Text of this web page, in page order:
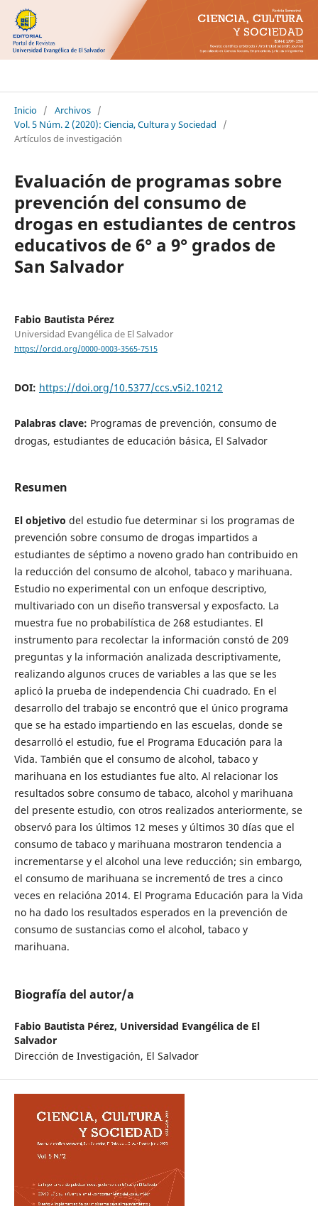
Inicio / Archivos /
Vol. 5 Núm. 2 (2020): Ciencia, Cultura y Sociedad
/
Artículos de investigación
Evaluación de programas sobre
prevención del consumo de
drogas en estudiantes de centros
educativos de 6° a 9° grados de
San Salvador
Fabio Bautista Pérez
Universidad Evangélica de El Salvador
https://orcid.org/0000-0003-3565-7515
DOI: https://doi.org/10.5377/ccs.v5i2.10212
Palabras clave: Programas de prevención, consumo de
drogas, estudiantes de educación básica, El Salvador
Resumen
El objetivo del estudio fue determinar si los programas de
prevención sobre consumo de drogas impartidos a
estudiantes de séptimo a noveno grado han contribuido en
la reducción del consumo de alcohol, tabaco y marihuana.
Estudio no experimental con un enfoque descriptivo,
multivariado con un diseño transversal y exposfacto. La
muestra fue no probabilística de 268 estudiantes. El
instrumento para recolectar la información constó de 209
preguntas y la información analizada descriptivamente,
realizando algunos cruces de variables a las que se les
aplicó la prueba de independencia Chi cuadrado. En el
desarrollo del trabajo se encontró que el único programa
que se ha estado impartiendo en las escuelas, donde se
desarrolló el estudio, fue el Programa Educación para la
Vida. También que el consumo de alcohol, tabaco y
marihuana en los estudiantes fue alto. Al relacionar los
resultados sobre consumo de tabaco, alcohol y marihuana
del presente estudio, con otros realizados anteriormente, se
observó para los últimos 12 meses y últimos 30 días que el
consumo de tabaco y marihuana mostraron tendencia a
incrementarse y el alcohol una leve reducción; sin embargo,
el consumo de marihuana se incrementó de tres a cinco
veces en relacióna 2014. El Programa Educación para la Vida
no ha dado los resultados esperados en la prevención de
consumo de sustancias como el alcohol, tabaco y
marihuana.
Biografía del autor/a
Fabio Bautista Pérez, Universidad Evangélica de El
Salvador
Dirección de Investigación, El Salvador